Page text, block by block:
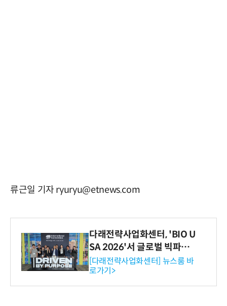
류근일 기자 ryuryu@etnews.com
다래전략사업화센터, 'BIO U
SA 2026'서 글로벌 빅파마
와의 비즈니스 미팅 지원…K
-바이오 해외 진출 교두보 확
보
[다래전략사업화센터] 뉴스룸 바
로가기>